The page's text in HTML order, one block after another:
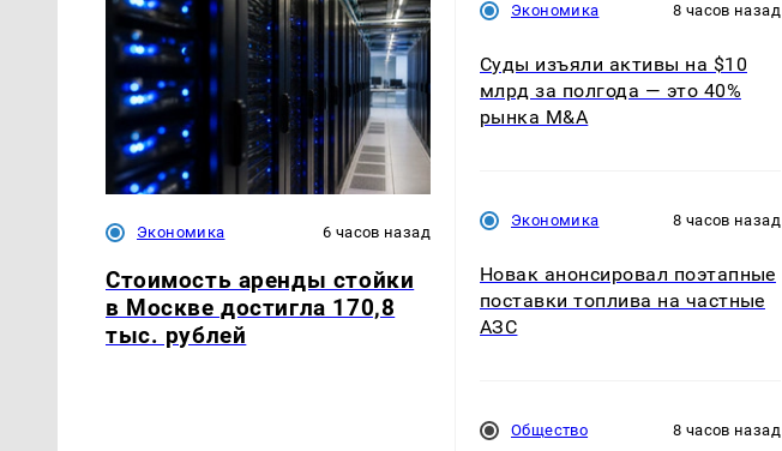
Экономика 6 часов назад
Стоимость аренды стойки
в Москве достигла 170,8
тыс. рублей
Экономика 8 часов назад
Суды изъяли активы на $10
млрд за полгода — это 40%
рынка M&A
Экономика 8 часов назад
Новак анонсировал поэтапные
поставки топлива на частные
АЗС
Общество 8 часов назад